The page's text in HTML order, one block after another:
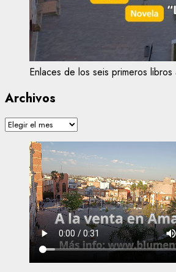
Enlaces de los seis primeros
Archivos
Archivos